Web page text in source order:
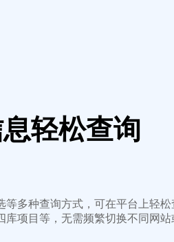
轻松查询
等多种查询方式，可在平台上轻松
库项目等，无需频繁切换不同网站